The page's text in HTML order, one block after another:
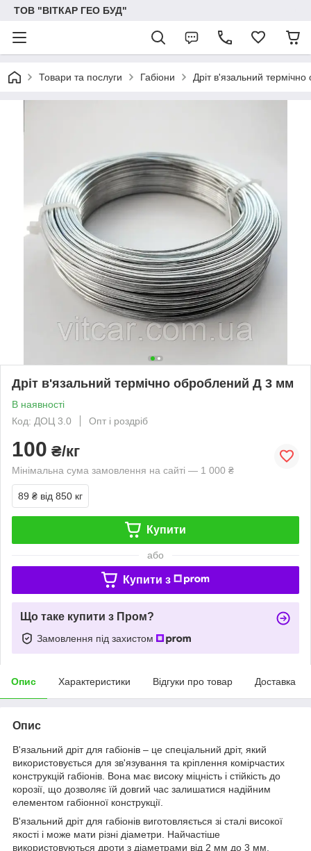
ТОВ "ВІТКАР ГЕО БУД"
Товари та послуги Габіони Дріт в'язальний
Дріт в'язальний термічно оброблений Д 3 мм
В наявності
Код: ДОЦ 3.0
Опт і роздріб
100 ₴/кг
Мінімальна сума замовлення на сайті — 1 000 ₴
89 ₴ від 850 кг
Купити
або
Купити з
Що таке купити з Пром?
Замовлення під захистом
Опис Характеристики Відгуки про товар Доставка
Опис
В'язальний дріт для габіонів – це спеціальний дріт, який
використовується для зв'язування та кріплення комірчастих
конструкцій габіонів. Вона має високу міцність і стійкість до
корозії, що дозволяє їй довгий час залишатися надійним
елементом габіонної конструкції.
В'язальний дріт для габіонів виготовляється зі сталі високої
якості і може мати різні діаметри. Найчастіше
використовуються дроти з діаметрами від 2 мм до 3 мм.